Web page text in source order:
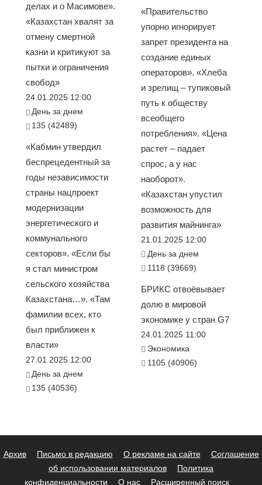
делах и о Масимове».
«Казахстан хвалят за
отмену смертной
казни и критикуют за
пытки и ограничения
свобод»
24.01.2025 12:00
День за днем
135 (42489)
«Кабмин утвердил
беспрецедентный за
годы независимости
страны нацпроект
модернизации
энергетического и
коммунального
секторов». «Если бы
я стал министром
сельского хозяйства
Казахстана…». «Там
фамилии всех, кто
был приближен к
власти»
27.01.2025 12:00
День за днем
135 (40536)
«Правительство
упорно игнорирует
запрет президента на
создание единых
операторов». «Хлеба
и зрелищ – тупиковый
путь к обществу
всеобщего
потребления». «Цена
растет – падает
спрос, а у нас
наоборот».
«Казахстан упустил
возможность для
развития майнинга»
21.01.2025 12:00
День за днем
1118 (39669)
БРИКС отвоёвывает
долю в мировой
экономике у стран G7
24.01.2025 11:00
Экономика
1105 (40906)
Архив Письмо в редакцию О рекламе на сайте
Соглашение
об использовании материалов
Политика
конфиденциальности
О нас Расширенный поиск